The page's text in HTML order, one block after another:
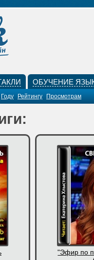
ОБУЧЕНИЕ
Году Рейтингу Просмотрам
"Эфир по